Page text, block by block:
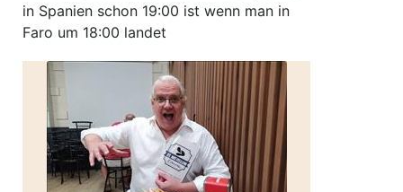
in Spanien schon 19:00 ist wenn man in
Faro um 18:00 landet